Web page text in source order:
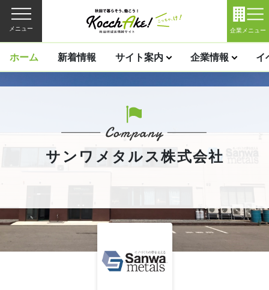
メニュー 企業メニュー
ホーム 新着情報 サイト案内 企業情報 イ
サンワメタルス株式会社